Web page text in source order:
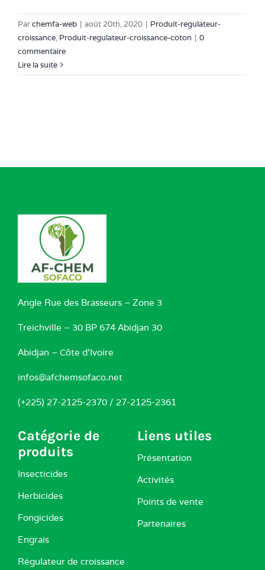
Parchemfa-web | août 20th, 2020 | Produit-regulateur-
croissance, Produit-regulateur-croissance-coton | 0
commentaire
Lire la suite
Angle Rue des Brasseurs – Zone 3
Treichville – 30 BP 674 Abidjan 30
Abidjan – Côte d’Ivoire
infos@afchemsofaco.net
(+225) 27-2125-2370 / 27-2125-2361
Catégorie de
produits
Insecticides
Herbicides
Fongicides
Engrais
Régulateur de croissance
Liens utiles
Présentation
Activités
Points de vente
Partenaires